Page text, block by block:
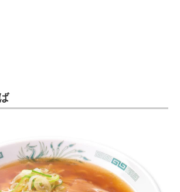
の最前線